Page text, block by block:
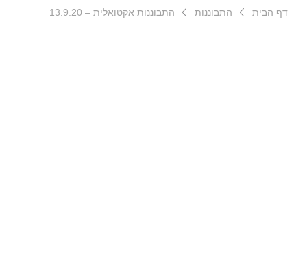
דף הבית התבוננות התבוננות אקטואלית – 13.9.20